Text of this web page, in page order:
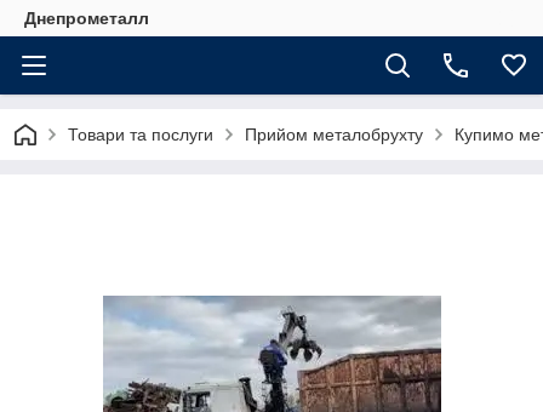
Днепрометалл
Товари та послуги Прийом металобрухту Купимо